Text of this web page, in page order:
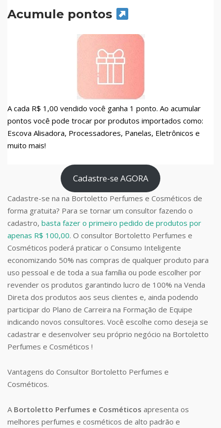
Acumule pontos
A cada R$ 1,00 vendido você ganha 1 ponto. Ao acumular
pontos você pode trocar por produtos importados como:
Escova Alisadora, Processadores, Panelas, Eletrônicos e
muito mais!
Cadastre-se AGORA
Cadastre-se na na Bortoletto Perfumes e Cosméticos de
forma gratuita? Para se tornar um consultor fazendo o
cadastro, basta fazer o primeiro pedido de produtos por
apenas R$ 100,00. O consultor Bortoletto Perfumes e
Cosméticos poderá praticar o Consumo Inteligente
economizando 50% nas compras de qualquer produto para
uso pessoal e de toda a sua família ou pode escolher por
revender os produtos garantindo lucro de 100% na Venda
Direta dos produtos aos seus clientes e, ainda podendo
participar do Plano de Carreira na Formação de Equipe
indicando novos consultores. Você escolhe como deseja se
cadastrar e desenvolver seu próprio negócio na Bortoletto
Perfumes e Cosméticos !
Vantagens do Consultor Bortoletto Perfumes e
Cosméticos.
A Bortoletto Perfumes e Cosméticos apresenta os
melhores perfumes e cosméticos de alto padrão e